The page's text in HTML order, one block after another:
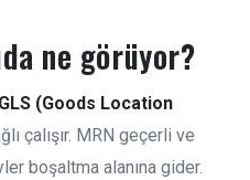
ne görüyor?
GLS (Goods Location
çalışır. MRN geçerli ve
boşaltma alanına gider.